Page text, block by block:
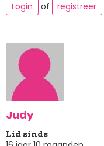
Login of registreer
Judy
Lid sinds